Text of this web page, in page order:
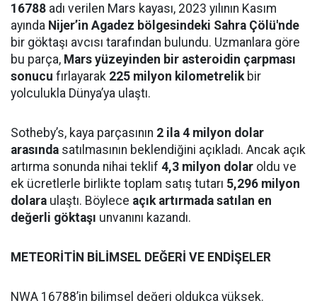
16788 adı verilen Mars kayası, 2023 yılının Kasım
ayında Nijer’in Agadez bölgesindeki Sahra Çölü'nde
bir göktaşı avcısı tarafından bulundu. Uzmanlara göre
bu parça, Mars yüzeyinden bir asteroidin çarpması
sonucu fırlayarak 225 milyon kilometrelikbir
yolculukla Dünya’ya ulaştı.
Sotheby’s, kaya parçasının 2 ila 4 milyon dolar
arasında satılmasının beklendiğini açıkladı. Ancak açık
artırma sonunda nihai teklif 4,3 milyon dolar oldu ve
ek ücretlerle birlikte toplam satış tutarı 5,296 milyon
dolara ulaştı. Böylece açık artırmada satılan en
değerli göktaşı unvanını kazandı.
METEORİTİN BİLİMSEL DEĞERİ VE ENDİŞELER
NWA 16788’in bilimsel değeri oldukça yüksek.